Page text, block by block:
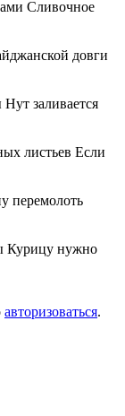
Сливочное
довги
заливается
листьев Если
перемолоть
Курицу нужно
авторизоваться.